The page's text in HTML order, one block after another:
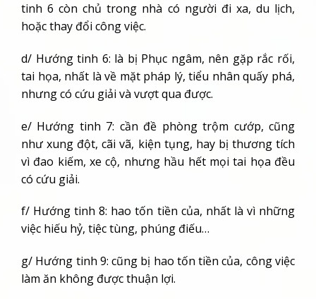
tinh 6 còn chủ trong nhà có người đi xa, du lịch,
hoặc thay đổi công việc.
d/ Hướng tinh 6: là bị Phục ngâm, nên gặp rắc rối,
tai họa, nhất là về mặt pháp lý, tiểu nhân quấy phá,
nhưng có cứu giải và vượt qua được.
e/ Hướng tinh 7: cần đề phòng trộm cướp, cũng
như xung đột, cãi vã, kiện tụng, hay bị thương tích
vì đao kiếm, xe cộ, nhưng hầu hết mọi tai họa đều
có cứu giải.
f/ Hướng tinh 8: hao tốn tiền của, nhất là vì những
việc hiếu hỷ, tiệc tùng, phúng điếu…
g/ Hướng tinh 9: cũng bị hao tốn tiền của, công việc
làm ăn không được thuận lợi.